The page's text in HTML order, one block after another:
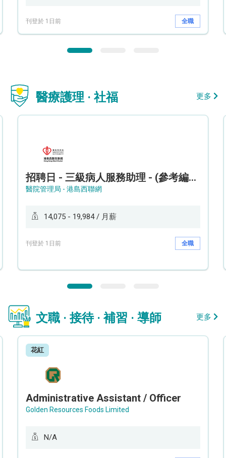
刊登於 1日前 全職
醫療護理 · 社福 更多
招聘日 - 三級病人服務助理 - (參考編號: HKWCS260107)
醫院管理局 - 港島西聯網
14,075 - 19,984 / 月薪
刊登於 1日前 全職
文職 · 接待 · 補習 · 導師 更多
花紅
Administrative Assistant / Officer
Golden Resources Foods Limited
N/A